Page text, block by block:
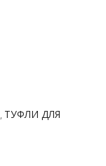
ТУФЛИ ДЛЯ